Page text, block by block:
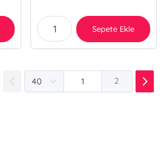
Sepete Ekle
2